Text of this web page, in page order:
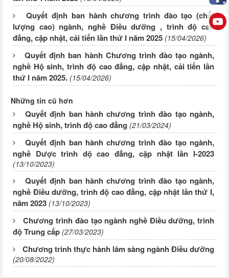
Quyết định ban hành chương trình đào tạo (chất
lượng cao) ngành, nghề Điều dưỡng , trình độ cao
đẳng, cập nhật, cải tiến lần thứ I năm 2025 (15/04/2026)
Quyết định ban hành Chương trình đào tạo ngành,
nghề Hộ sinh, trình độ cao đẳng, cập nhật, cải tiến lần
thứ I năm 2025. (15/04/2026)
Những tin cũ hơn
Quyết định ban hành chương trình đào tạo ngành,
nghề Hộ sinh, trình độ cao đẳng (21/03/2024)
Quyết định ban hành chương trình đào tạo ngành,
nghề Dược trình dộ cao đẳng, cập nhật lần I-2023
(13/10/2023)
Quyết định ban hành chương trình đào tạo ngành,
nghề Điều dưỡng, trình độ cao đẳng, cập nhật lần thứ I,
năm 2023 (13/10/2023)
Chương trình đào tạo ngành nghề Điều dưỡng, trình
độ Trung cấp (27/03/2023)
Chương trình thực hành lâm sàng ngành Điều dưỡng
(20/08/2022)